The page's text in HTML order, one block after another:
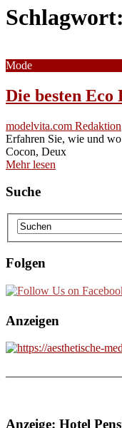
Schlagwort:
Mode
Die besten
modelvita.com Redaktion
Erfahren Sie, wie und
Cocon, Deux
Mehr lesen
Suche
Folgen
Anzeigen
Anzeige: Hotel